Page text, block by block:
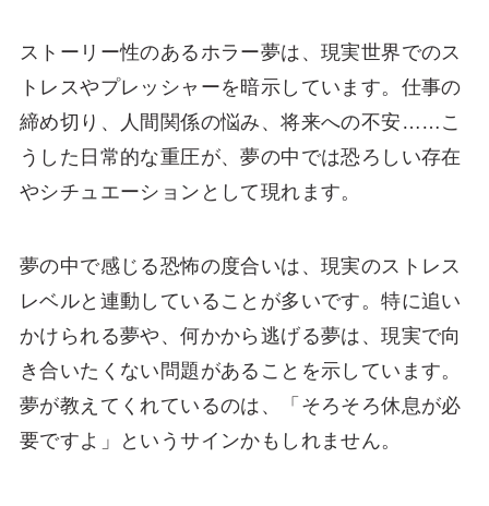
ストーリー性のあるホラー夢は、現実世界でのス
トレスやプレッシャーを暗示しています。仕事の
締め切り、人間関係の悩み、将来への不安……こ
うした日常的な重圧が、夢の中では恐ろしい存在
やシチュエーションとして現れます。
夢の中で感じる恐怖の度合いは、現実のストレス
レベルと連動していることが多いです。特に追い
かけられる夢や、何かから逃げる夢は、現実で向
き合いたくない問題があることを示しています。
夢が教えてくれているのは、「そろそろ休息が必
要ですよ」というサインかもしれません。